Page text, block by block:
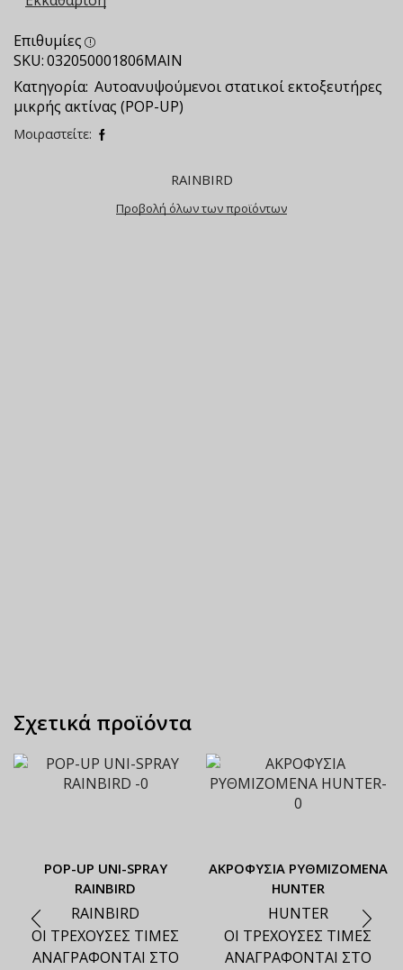
Επιθυμίες
SKU:032050001806ΜΑΙΝ
Κατηγορία: Αυτοανυψούμενοι στατικοί εκτοξευτήρες
μικρής ακτίνας (POP-UP)
Μοιραστείτε:
RAINBIRD
Προβολή όλων των προϊόντων
Σχετικά προϊόντα
ΡΟΡ-UP UNI-SPRAY
RAINBIRD
RAINBIRD
ΟΙ ΤΡΕΧΟΥΣΕΣ ΤΙΜΕΣ
ΑΝΑΓΡΑΦΟΝΤΑΙ ΣΤΟ
ΑΚΡΟΦΥΣΙΑ ΡΥΘΜΙΖΟΜΕΝΑ
HUNTER
HUNTER
ΟΙ ΤΡΕΧΟΥΣΕΣ ΤΙΜΕΣ
ΑΝΑΓΡΑΦΟΝΤΑΙ ΣΤΟ